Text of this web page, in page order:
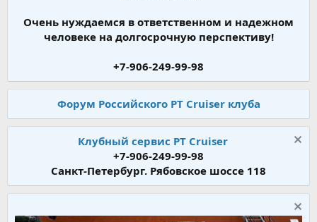
Очень нуждаемся в ответственном и надежном
человеке на долгосрочную перспективу!
+7-906-249-99-98
Форум Российского PT Cruiser клуба
Клубный сервис PT Cruiser
+7-906-249-99-98
Санкт-Петербург. Рябовское шоссе 118